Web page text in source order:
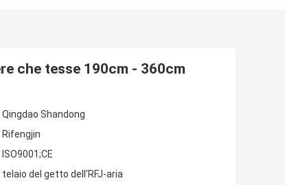
che tesse 190cm - 360cm
Qingdao Shandong
Rifengjin
ISO9001;CE
telaio del getto dell'RFJ-aria